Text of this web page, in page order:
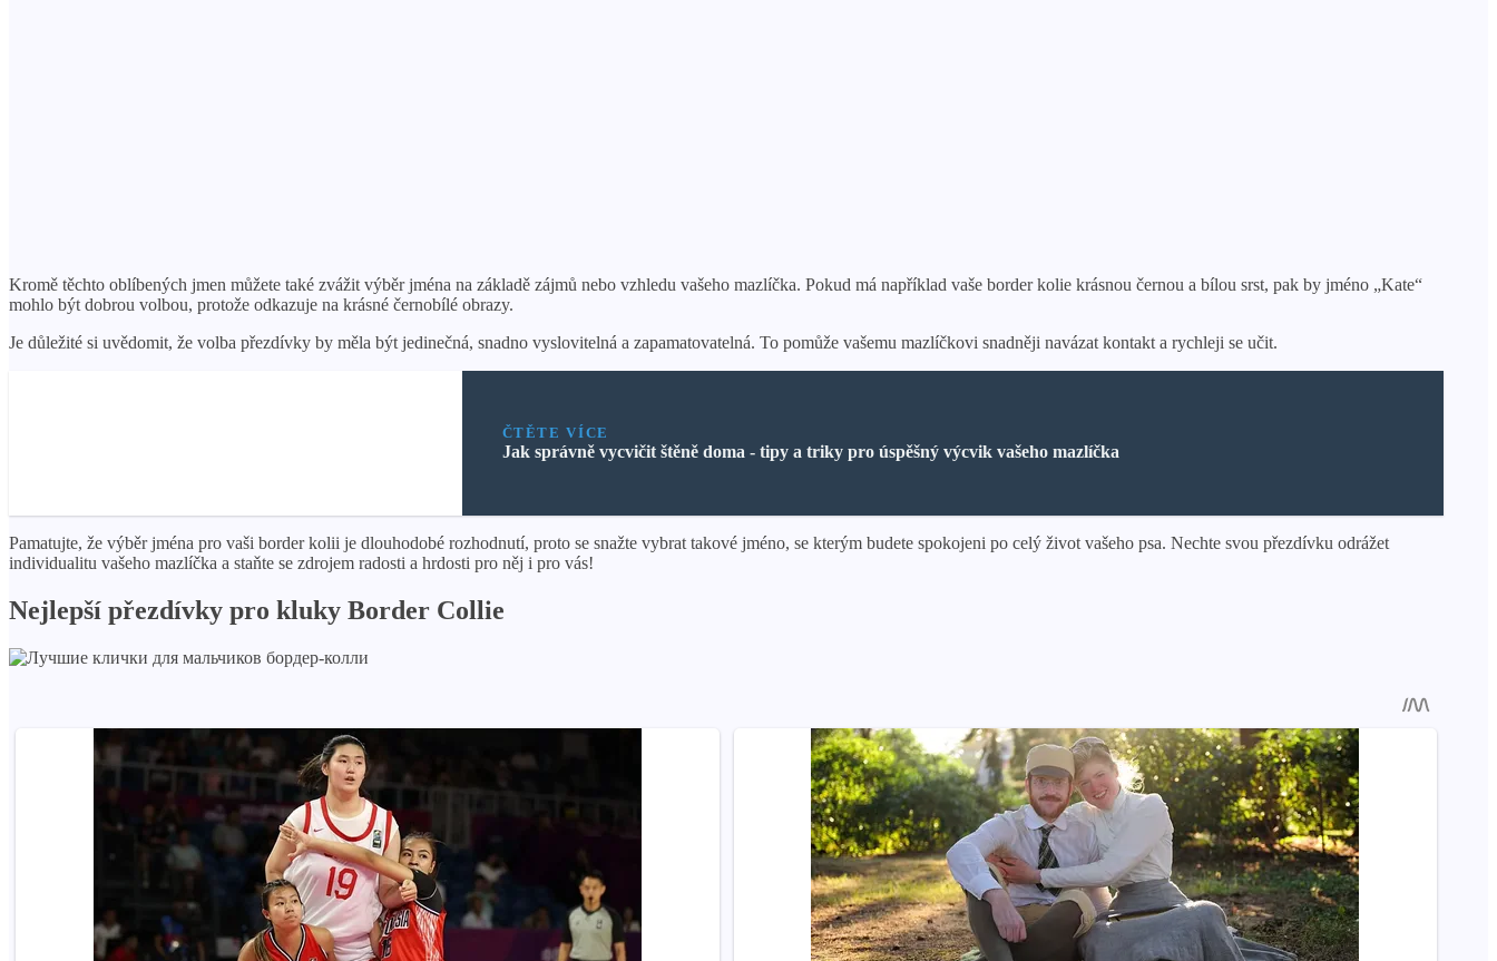
Kromě těchto oblíbených jmen můžete také zvážit výběr jména na základě zájmů nebo vzhledu vašeho mazlíčka. Pokud má například vaše border kolie krásnou černou a bílou srst, pak by jméno „Kate“
mohlo být dobrou volbou, protože odkazuje na krásné černobílé obrazy.
Je důležité si uvědomit, že volba přezdívky by měla být jedinečná, snadno vyslovitelná a zapamatovatelná. To pomůže vašemu mazlíčkovi snadněji navázat kontakt a rychleji se učit.
ČTĚTE VÍCE
Jak správně vycvičit štěně doma - tipy a triky pro úspěšný výcvik vašeho mazlíčka
Pamatujte, že výběr jména pro vaši border kolii je dlouhodobé rozhodnutí, proto se snažte vybrat takové jméno, se kterým budete spokojeni po celý život vašeho psa. Nechte svou přezdívku odrážet
individualitu vašeho mazlíčka a staňte se zdrojem radosti a hrdosti pro něj i pro vás!
Nejlepší přezdívky pro kluky Border Collie